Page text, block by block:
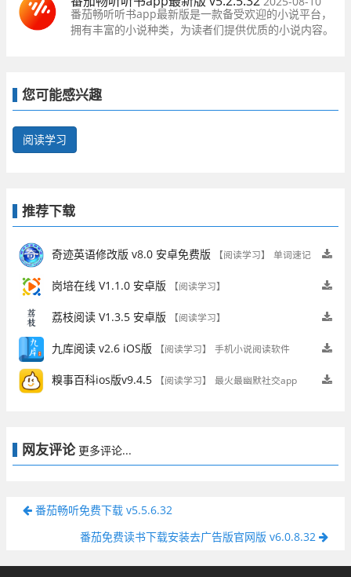
番茄畅听听书app最新版是一款备受欢迎的小说平台，
拥有丰富的小说种类，为读者们提供优质的小说内容。
您可能感兴趣
阅读学习
推荐下载
奇迹英语修改版 v8.0 安卓免费版 【阅读学习】 单词速记
岗培在线 V1.1.0 安卓版 【阅读学习】
荔枝阅读 V1.3.5 安卓版 【阅读学习】
九库阅读 v2.6 iOS版 【阅读学习】 手机小说阅读软件
糗事百科ios版v9.4.5 【阅读学习】 最火最幽默社交app
网友评论 更多评论...
番茄畅听免费下载 v5.5.6.32
番茄免费读书下载安装去广告版官网版 v6.0.8.32